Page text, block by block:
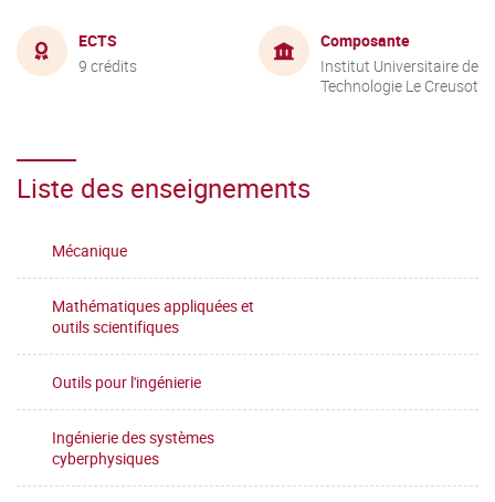
ECTS
9 crédits
Composante
Institut Universitaire de
Technologie Le Creusot
Liste des enseignements
Mécanique
Mathématiques appliquées et
outils scientifiques
Outils pour l'ingénierie
Ingénierie des systèmes
cyberphysiques